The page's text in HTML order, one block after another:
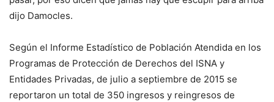
dijo Damocles.
Según el Informe Estadístico de Población Atendida en los
Programas de Protección de Derechos del ISNA y
Entidades Privadas, de julio a septiembre de 2015 se
reportaron un total de 350 ingresos y reingresos de